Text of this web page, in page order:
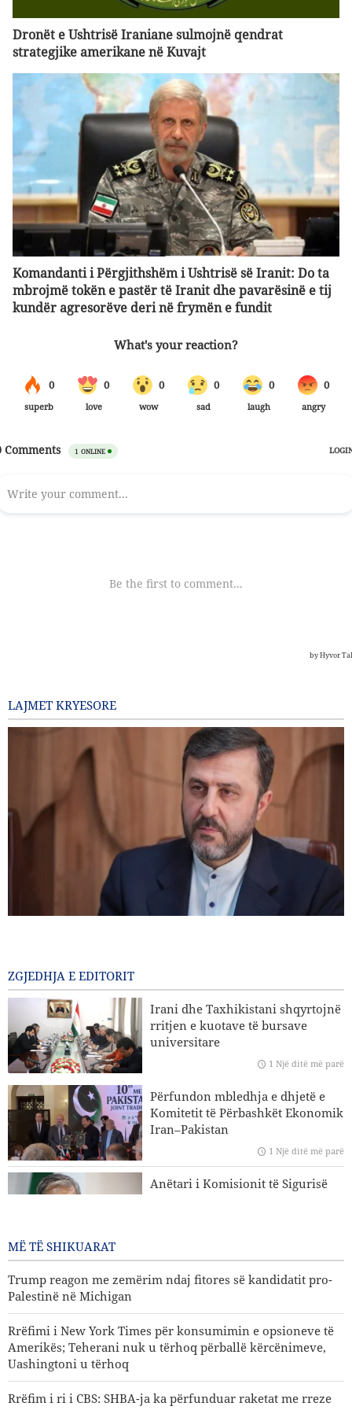
Dronët e Ushtrisë Iraniane sulmojnë qendrat
strategjike amerikane në Kuvajt
Komandanti i Përgjithshëm i Ushtrisë së Iranit: Do ta
mbrojmë tokën e pastër të Iranit dhe pavarësinë e tij
kundër agresorëve deri në frymën e fundit
LAJMET KRYESORE
Sulme ajrore dhe bombardime artilerie të regjimit sionist
në jug të Libanit
Eksperti iranian i çështjeve ndërkombëtare: Strategjitë e
Iranit në lidhje me Ngushticën e Hormuzit nuk kanë
ndryshuar
Hakan Fidan: Izraeli nuk ka asnjë synim për të arritur
paqen
Trump reagon me zemërim ndaj fitores së kandidatit pro-
Palestinë në Michigan
ZGJEDHJA E EDITORIT
Irani dhe Taxhikistani shqyrtojnë
rritjen e kuotave të bursave
universitare
1 Një ditë më parë
Përfundon mbledhja e dhjetë e
Komitetit të Përbashkët Ekonomik
Iran–Pakistan
1 Një ditë më parë
Anëtari i Komisionit të Sigurisë
MË TË SHIKUARAT
Trump reagon me zemërim ndaj fitores së kandidatit pro-
Palestinë në Michigan
Rrëfimi i New York Times për konsumimin e opsioneve të
Amerikës; Teherani nuk u tërhoq përballë kërcënimeve,
Uashingtoni u tërhoq
Rrëfim i ri i CBS: SHBA-ja ka përfunduar raketat me rreze